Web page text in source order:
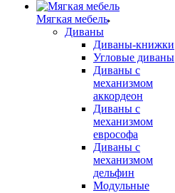
Мягкая мебель
Диваны
Диваны-книжки
Угловые диваны
Диваны с
механизмом
аккордеон
Диваны с
механизмом
еврософа
Диваны с
механизмом
дельфин
Модульные